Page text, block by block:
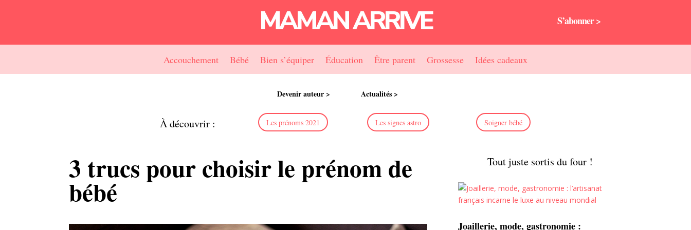
MAMAN ARRIVE S’abonner >
Accouchement Bébé Bien s’équiper Éducation Être parent Grossesse Idées cadeaux
Devenir auteur > Actualités >
À découvrir : Les prénoms 2021 Les signes astro Soigner bébé
3 trucs pour choisir le prénom de
bébé
Tout juste sortis du four !
Joaillerie, mode, gastronomie :